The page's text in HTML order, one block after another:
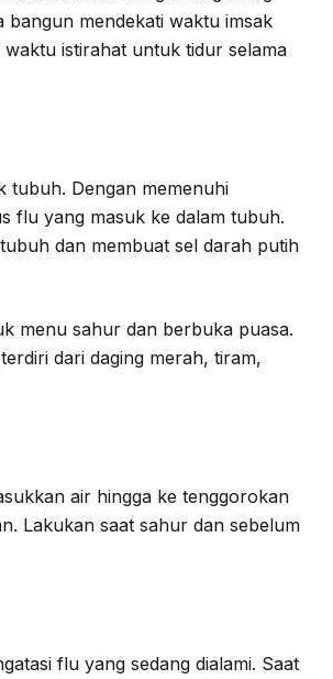
bangun mendekati waktu imsak
istirahat untuk tidur selama
tubuh. Dengan memenuhi
flu yang masuk ke dalam tubuh.
dan membuat sel darah putih
menu sahur dan berbuka puasa.
dari daging merah, tiram,
air hingga ke tenggorokan
Lakukan saat sahur dan sebelum
flu yang sedang dialami. Saat